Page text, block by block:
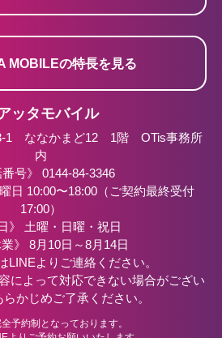
MOBILEの特長を見る
ッタモバイル
1 ななかまど12 1階 OTis事務所
内
番号》 0144-84-3346
日 10:00〜18:00（ご契約最終受付
17:00）
》 土曜・日曜・祝日
業》 8月10日～8月14日
LINEよりご連絡ください。
によって対応できない場合がござい
かじめご了承ください。
予約制となっております。